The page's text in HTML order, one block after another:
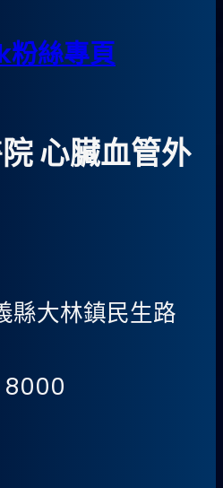
絲專頁
心臟血管外
縣大林鎮民生路
8000